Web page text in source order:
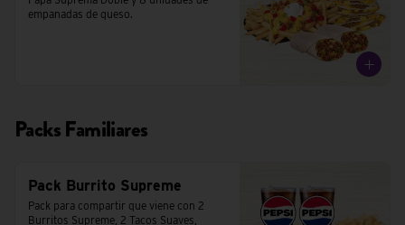
empanadas de queso.
Packs Familiares
Pack Burrito Supreme
Pack para compartir que viene con 2
Burritos Supreme, 2 Tacos Suaves,